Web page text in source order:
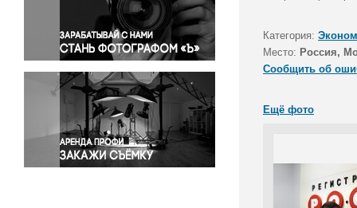
Правосудие
Происшествия и конфликты
Религия
Светская жизнь
Спорт
Экология
Экономика и бизнес
Категория:
Место: Россия,
Сообщить об
Ещё фото